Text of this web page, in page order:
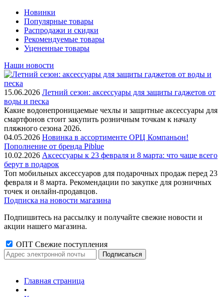
Новинки
Популярные товары
Распродажи и скидки
Рекомендуемые товары
Уцененные товары
Наши новости
15.06.2026 Летний сезон: аксессуары для защиты гаджетов от
воды и песка
Какие водонепроницаемые чехлы и защитные аксессуары для
смартфонов стоит закупить розничным точкам к началу
пляжного сезона 2026.
04.05.2026 Новинка в ассортименте OРЦ Компаньон!
Пополнение от бренда Piblue
10.02.2026 Аксессуары к 23 февраля и 8 марта: что чаще всего
берут в подарок
Топ мобильных аксессуаров для подарочных продаж перед 23
февраля и 8 марта. Рекомендации по закупке для розничных
точек и онлайн-продавцов.
Подписка на новости магазина
Подпишитесь на рассылку и получайте свежие новости и
акции нашего магазина.
ОПТ Свежие поступления
Главная страница
•